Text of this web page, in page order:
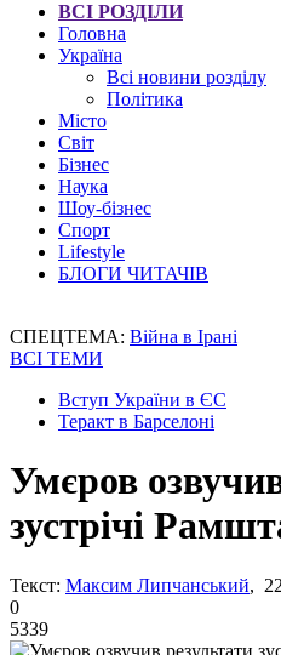
ВСІ РОЗДІЛИ
Головна
Україна
Всі новини розділу
Політика
Місто
Світ
Бізнес
Наука
Шоу-бізнес
Спорт
Lifestyle
БЛОГИ ЧИТАЧІВ
СПЕЦТЕМА: Війна в Ірані
ВСІ ТЕМИ
Вступ України в ЄС
Теракт в Барселоні
Умєров
зустрічі
Текст: Максим Липчанський,
0
5339